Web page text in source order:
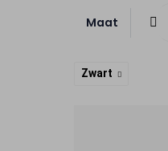
Maat40½
Zwart